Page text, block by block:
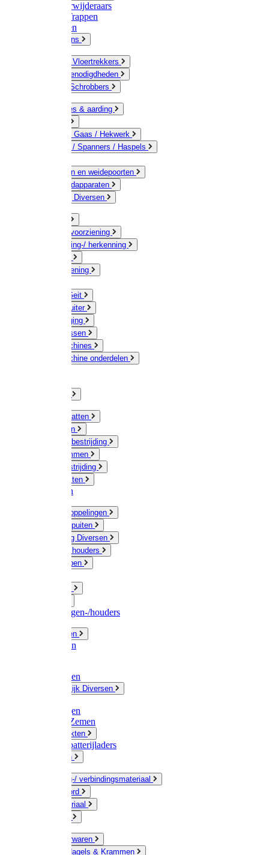
Onkruidverwijderaars
Ladders / Trappen
Werkbanken
Betonmolens
Bezems & Vloertrekkers
Schildersbenodigdheden
Borstels / Schrobbers
Accessoires & aarding
Geleiders / Gaas / Hekwerk
Verbinders / Spanners / Haspels
Doorgangen en weidepoorten
Schrikdraadapparaten
Afrastering Diversen
Drinkwatervoorziening
Veemarkering-/ herkenning
Voervoorziening
Schaap / Geit
Paard & Ruiter
Veeverzorging
Scheermessen
Scheermachines
Scheermachine onderdelen
Muizen / Ratten
Drukspuiten
Ongediertebestrijding
Mollenklemmen
Onkruidbestrijding
Vliegenkasten
Meststoffen
Messing koppelingen
Gieters / Spuiten
Besproeiing Diversen
Slangen & houders
Waterpompen
Slangenwagen-/houders
Olie / Vetten
Chemicalien
Plasticzakken
Huishoudelijk Diversen
Zaksluitingen
Sponzen / Zemen
Zeepprodukten
Batterij & batterijladers
Zaklampen
Verpakking-/ verbindingsmateriaal
Touw / Koord
Afdekmateriaal
Kleine ijzerwaren
Spijkers, Nagels & Krammen